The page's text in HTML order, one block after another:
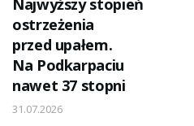
Najwyższy stopień
ostrzeżenia
przed upałem.
Na Podkarpaciu
nawet 37 stopni
31.07.2026